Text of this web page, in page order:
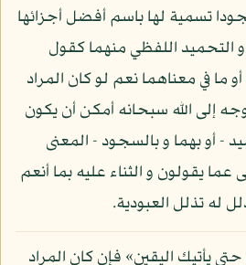
تسمية لها باسم أفضل أجزائها
و التحميد اللفظي منهما كقول
ما في معناهما نعم لو كان المراد
إلى الله سبحانه أمكن أن يكون
- أو بهما و بالسجود - المعنى
عما يقولون و الثناء عليه بما أنعم
له تذلل العبودية.
يأتيك اليقين» فإن كان المراد